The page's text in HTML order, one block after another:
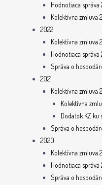
Hodnotiaca správa
Kolektívna zmluva
2022
Kolektívna zmluva
Hodnotiaca správa
Správa o
2021
Kolektívna zmluva
Kolektívna
Dodatok KZ ku
Správa o
2020
Kolektívna zmluva
Hodnotiaca správa
Správa o